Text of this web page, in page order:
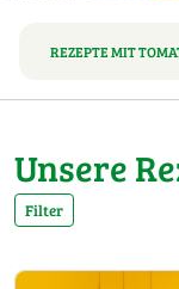
REZEPTE MIT
Unsere
Filter